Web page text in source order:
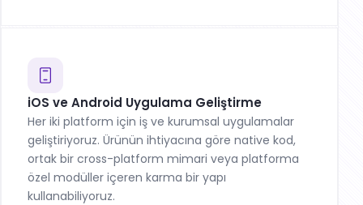
iOS ve Android Uygulama Geliştirme
Her iki platform için iş ve kurumsal uygulamalar
geliştiriyoruz. Ürünün ihtiyacına göre native kod,
ortak bir cross-platform mimari veya platforma
özel modüller içeren karma bir yapı
kullanabiliyoruz.